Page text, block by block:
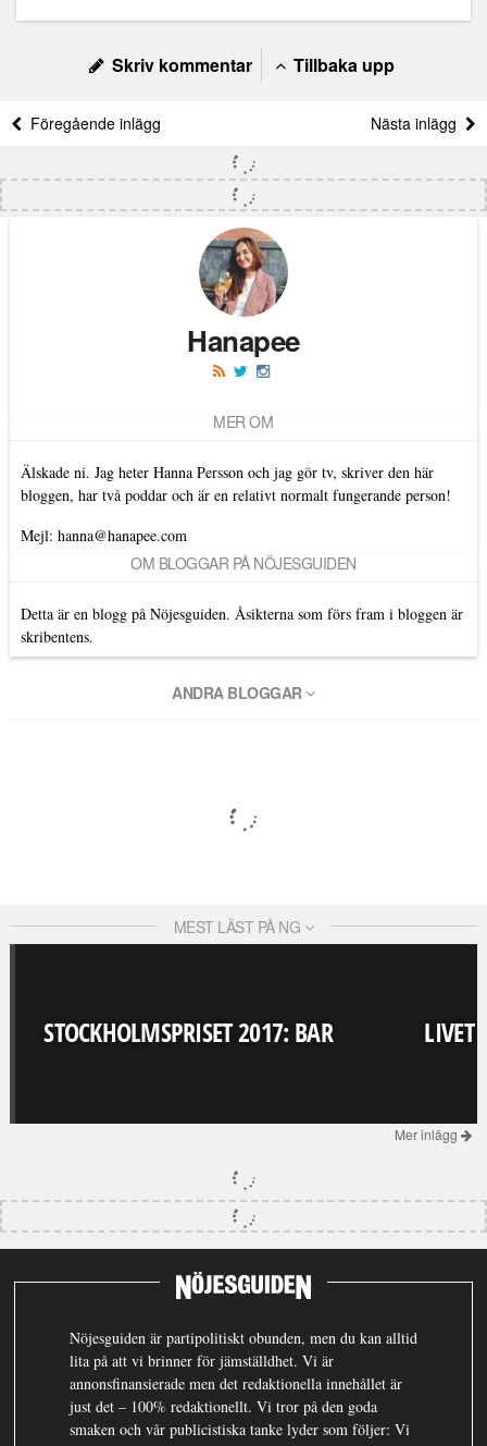
Skriv kommentar Tillbaka upp
Föregående inlägg Nästa inlägg
Hanapee
MER OM
Älskade ni. Jag heter Hanna Persson och jag gör tv, skriver den här
bloggen, har två poddar och är en relativt normalt fungerande person!
Mejl: hanna@hanapee.com
OM BLOGGAR PÅ NÖJESGUIDEN
Detta är en blogg på Nöjesguiden. Åsikterna som förs fram i bloggen är
skribentens.
ANDRA BLOGGAR
MEST LÄST PÅ NG
STOCKHOLMSPRISET 2017: BAR LIVET
Mer inlägg
Nöjesguiden är partipolitiskt obunden, men du kan alltid
lita på att vi brinner för jämställdhet. Vi är
annonsfinansierade men det redaktionella innehållet är
just det – 100% redaktionellt. Vi tror på den goda
smaken och vår publicistiska tanke lyder som följer: Vi